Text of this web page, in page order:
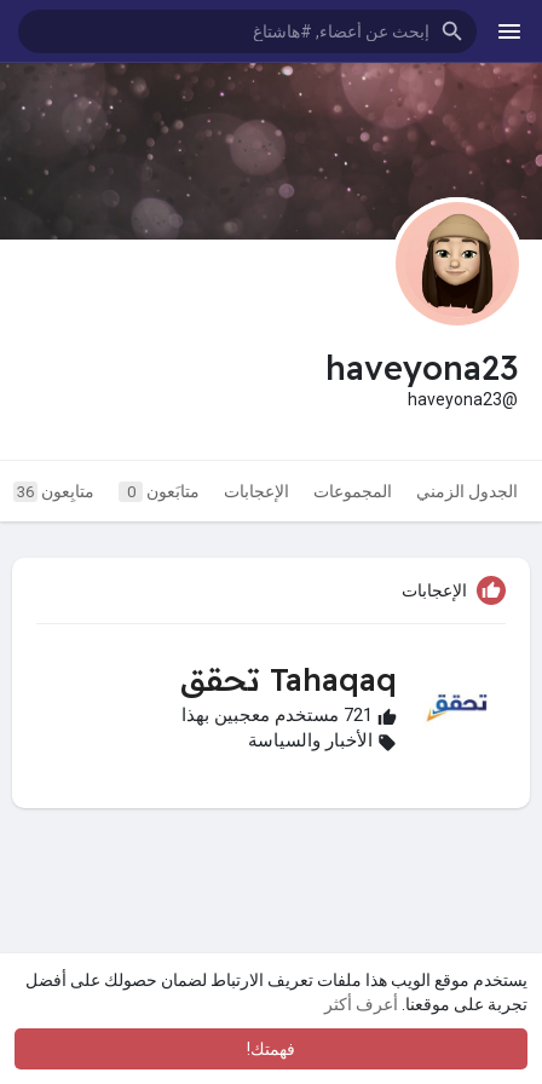
يستخدم موقع الويب هذا ملفات تعريف الارتباط لضمان حصولك على أفضل
تجربة على موقعنا. أعرف أكثر
فهمتك!
haveyona23
@haveyona23
الجدول الزمني المجموعات الإعجابات متابَعون 0 متابِعون 36
الإعجابات
Tahaqaq تحقق
الأخبار والسياسة